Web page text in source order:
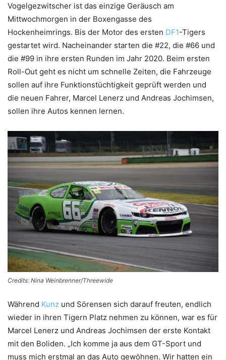
Vogelgezwitscher ist das einzige Geräusch am
Mittwochmorgen in der Boxengasse des
Hockenheimrings. Bis der Motor des ersten DF1-Tigers
gestartet wird. Nacheinander starten die #22, die #66 und
die #99 in ihre ersten Runden im Jahr 2020. Beim ersten
Roll-Out geht es nicht um schnelle Zeiten, die Fahrzeuge
sollen auf ihre Funktionstüchtigkeit geprüft werden und
die neuen Fahrer, Marcel Lenerz und Andreas Jochimsen,
sollen ihre Autos kennen lernen.
Credits: Nina Weinbrenner/Threewide
Während Kunz und Sörensen sich darauf freuten, endlich
wieder in ihren Tigern Platz nehmen zu können, war es für
Marcel Lenerz und Andreas Jochimsen der erste Kontakt
mit den Boliden. „Ich komme ja aus dem GT-Sport und
muss mich erstmal an das Auto gewöhnen. Wir hatten ein